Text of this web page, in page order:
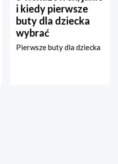
i kiedy pierwsze
buty dla dziecka
wybrać
Pierwsze buty dla dziecka